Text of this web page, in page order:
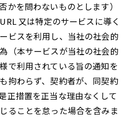
かを問わないものとします）
又は特定のサービスに導く
ビスを利用し、当社の社会的
（本サービスが当社の社会的
で利用されている旨の通知を
拘わらず、契約者が、同契約
正措置を正当な理由なくして
ることを怠った場合を含みま